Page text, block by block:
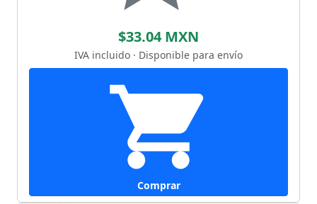
$33.04 MXN
IVA incluido · Disponible para envío
Comprar